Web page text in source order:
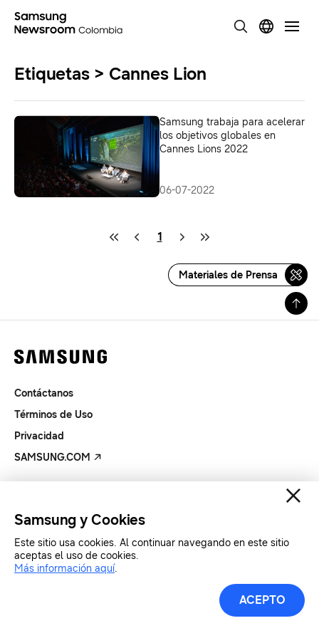
Etiquetas > Cannes Lion
Samsung trabaja para acelerar
los objetivos globales en
Cannes Lions 2022
06-07-2022
1
Materiales de Prensa
Contáctanos
Términos de Uso
Privacidad
SAMSUNG.COM
Samsung y Cookies
Este sitio usa cookies. Al continuar navegando en este sitio
aceptas el uso de cookies.
Más información aquí.
ACEPTO